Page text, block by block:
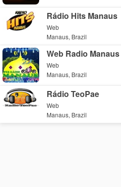
Rádio Hits Manaus
Web
Manaus, Brazil
Web Radio Manaus
Web
Manaus, Brazil
Rádio TeoPae
Web
Manaus, Brazil